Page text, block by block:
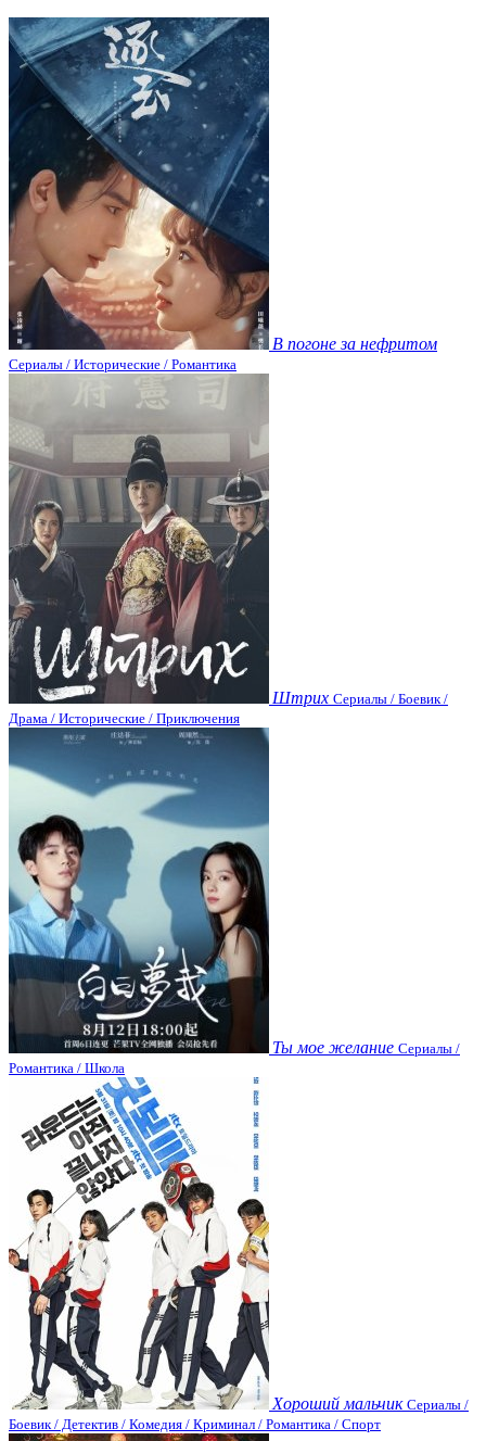
В погоне за нефритом
Сериалы / Исторические / Романтика
Штрих Сериалы / Боевик /
Драма / Исторические / Приключения
Ты мое желание Сериалы /
Романтика / Школа
Хороший мальчик Сериалы /
Боевик / Детектив / Комедия / Криминал / Романтика / Спорт